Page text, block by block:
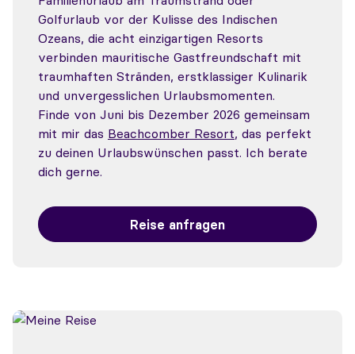
Golfurlaub vor der Kulisse des Indischen
Ozeans, die acht einzigartigen Resorts
verbinden mauritische Gastfreundschaft mit
traumhaften Stränden, erstklassiger Kulinarik
und unvergesslichen Urlaubsmomenten.
Finde von Juni bis Dezember 2026 gemeinsam
mit mir das Beachcomber Resort, das perfekt
zu deinen Urlaubswünschen passt. Ich berate
dich gerne.
Reise anfragen